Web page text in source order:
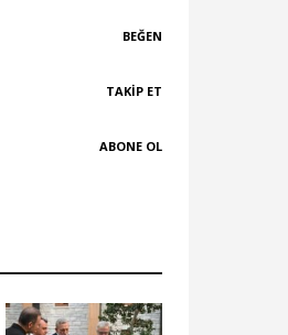
BEĞEN
TAKIP ET
ABONE OL